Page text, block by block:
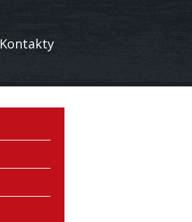
Kontakty